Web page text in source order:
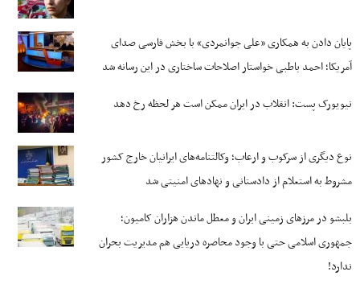
پایان دادن به همکاری «علی جوانمردی» با بخش فارسی صدای
آمریکا؛ احمد باطبی خواستار اصلاحات ساختاری در این رسانه شد
نیویورک پست: انقلاب در ایران ممکن است هر لحظه رخ دهد
نوع دیگری از سرکوب و ارعاب؛ وکالتنامه‌های ایرانیان خارج کشور
مشروط به استعلام از دادستانی و نهادهای امنیتی شد
بلبشو در مرزهای زمینی ایران و معطل ماندن هزاران کامیون؛
جمهوری اسلامی حتی با وجود محاصره دریایی هم مدیریت بحران
ندارد!